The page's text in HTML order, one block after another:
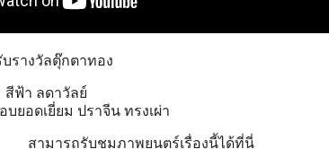
รางวัลตุ๊กตาทอง
สีฟ้า ลดาวัลย์
บยอดเยี่ยม ปราจีน ทรงเผ่า
สามารถรับชมภาพยนตร์เรื่องนี้ได้ที่นี่